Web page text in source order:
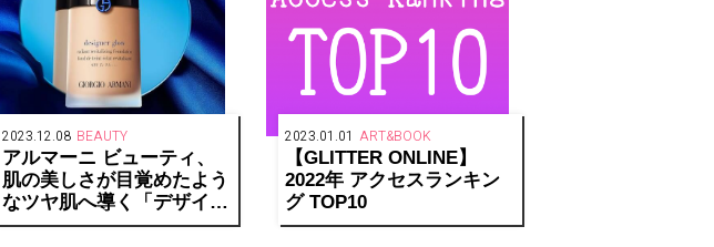
2023.12.08 BEAUTY
アルマーニ ビューティ、
肌の美しさが目覚めたよう
なツヤ肌へ導く「デザイナ
ー グロー ファンデーショ
2023.01.01 ART&BOOK
【GLITTER ONLINE】
2022年 アクセスランキン
グ TOP10